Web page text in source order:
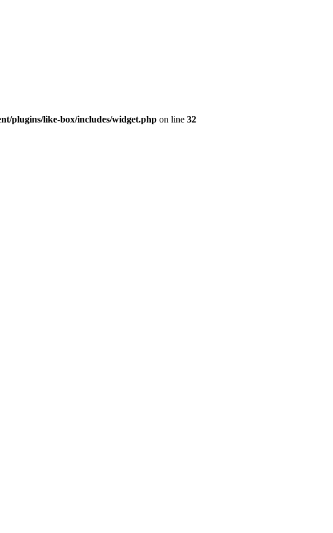
plugins/like-box/includes/widget.php on line 32